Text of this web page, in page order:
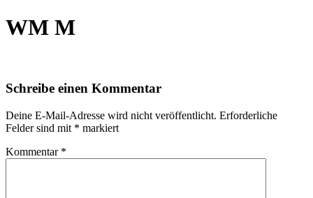
WM M
Schreibe einen Kommentar
Deine E-Mail-Adresse wird nicht veröffentlicht. Erforderliche
Felder sind mit * markiert
Kommentar *